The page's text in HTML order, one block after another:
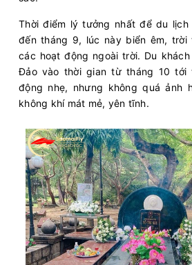
Thời điểm lý tưởng nhất để du
đến tháng 9, lúc này biển êm, trời
các hoạt động ngoài trời. Du
Đảo vào thời gian từ tháng 10 tới
động nhẹ, nhưng không quá ảnh
không khí mát mẻ, yên tĩnh.